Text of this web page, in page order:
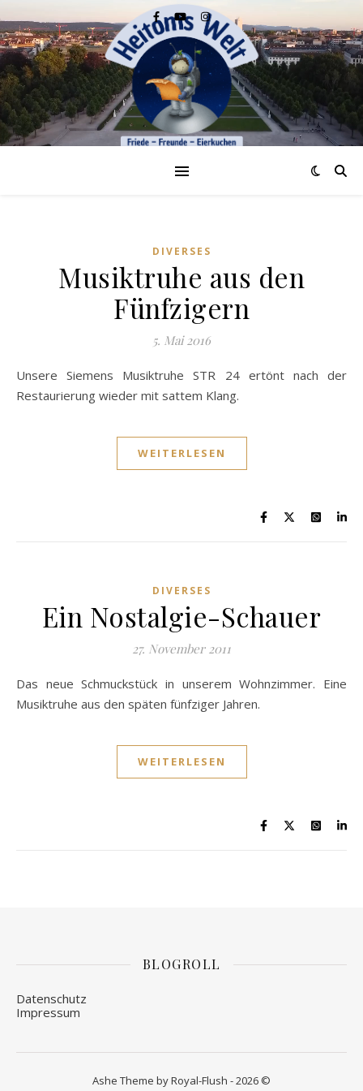
DIVERSES
Musiktruhe aus den
Fünfzigern
5. Mai 2016
Unsere Siemens Musiktruhe STR 24 ertönt nach der
Restaurierung wieder mit sattem Klang.
WEITERLESEN
DIVERSES
Ein Nostalgie-Schauer
27. November 2011
Das neue Schmuckstück in unserem Wohnzimmer. Eine
Musiktruhe aus den späten fünfziger Jahren.
WEITERLESEN
BLOGROLL
Datenschutz
Impressum
Ashe Theme by Royal-Flush - 2026 ©